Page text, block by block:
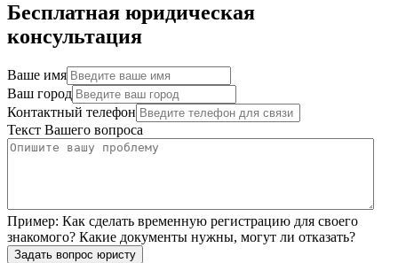
Бесплатная юридическая
консультация
Ваше имя
Ваш город
Контактный телефон
Текст Вашего вопроса
Пример: Как сделать временную регистрацию для своего
знакомого? Какие документы нужны, могут ли отказать?
Задать вопрос юристу